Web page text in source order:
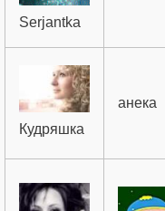
Serjantka
Кудряшка
анека